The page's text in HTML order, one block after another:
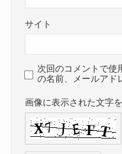
サイト
次回のコメントで使
の名前、メールアド
画像に表示された文字